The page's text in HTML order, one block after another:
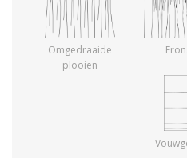
Omgedraaide
plooien